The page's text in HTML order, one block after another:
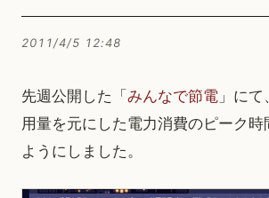
2011/4/5 12:48
先週公開した「 みんなで節電 」に
用量を元にした電力消費のピーク時
ようにしました。